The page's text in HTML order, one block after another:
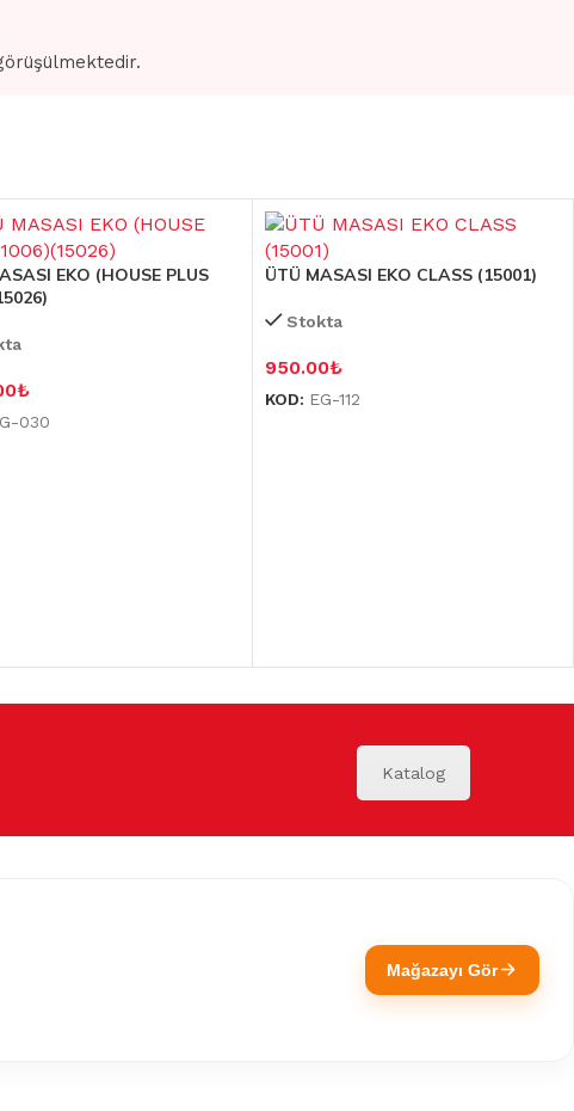
EKO (HOUSE PLUS
₺
030
ÜTÜ MASASI EKO CLASS (15001)
Stokta
950.00₺
KOD: EG-112
Katalog
Mağazayı Gör